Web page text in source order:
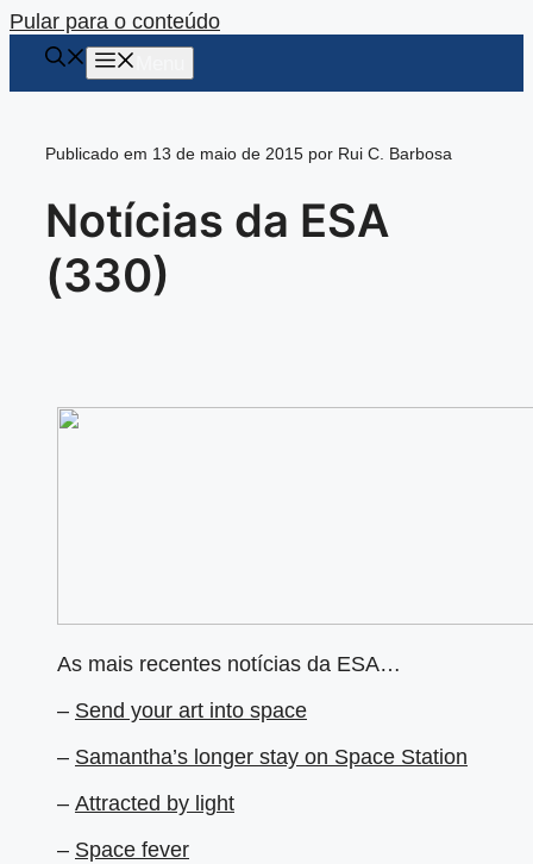
Pular para o conteúdo
Publicado em 13 de maio de 2015 por Rui C. Barbosa
Notícias da ESA
(330)
As mais recentes notícias da ESA…
– Send your art into space
– Samantha’s longer stay on Space Station
– Attracted by light
– Space fever